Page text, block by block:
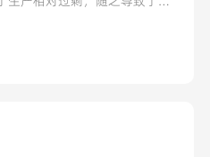
过程中，许多企业开始...